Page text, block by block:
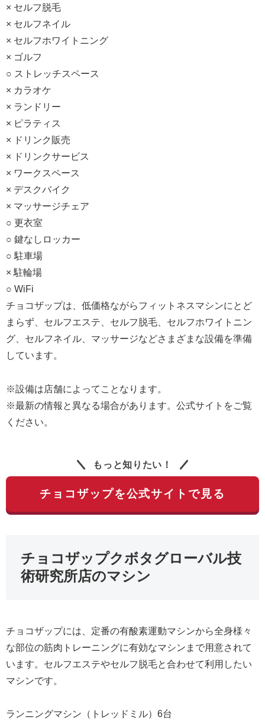
× セルフ脱毛
× セルフネイル
× セルフホワイトニング
× ゴルフ
○ ストレッチスペース
× カラオケ
× ランドリー
× ピラティス
× ドリンク販売
× ドリンクサービス
× ワークスペース
× デスクバイク
× マッサージチェア
○ 更衣室
○ 鍵なしロッカー
○ 駐車場
× 駐輪場
○ WiFi
チョコザップは、低価格ながらフィットネスマシンにとど
まらず、セルフエステ、セルフ脱毛、セルフホワイトニン
グ、セルフネイル、マッサージなどさまざまな設備を準備
しています。
※設備は店舗によってことなります。
※最新の情報と異なる場合があります。公式サイトをご覧
ください。
もっと知りたい！
チョコザップを公式サイトで見る
チョコザップクボタグローバル技
術研究所店のマシン
チョコザップには、定番の有酸素運動マシンから全身様々
な部位の筋肉トレーニングに有効なマシンまで用意されて
います。セルフエステやセルフ脱毛と合わせて利用したい
マシンです。
ランニングマシン（トレッドミル）6台